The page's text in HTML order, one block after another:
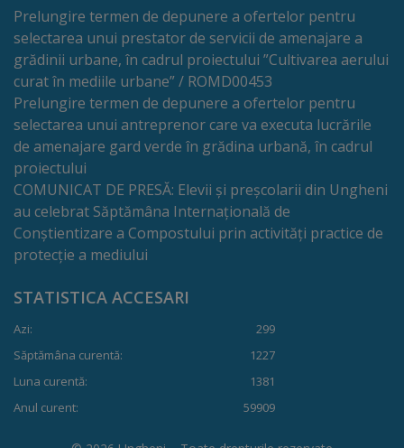
Consilieri
Comisii
de
specialitate
Regulamentul
Consiliului
Calitate
și
integritate
Servicii
Plăți
Prelungire termen de depunere a ofertelor pentru
selectarea unui prestator de servicii de amenajare a
grădinii urbane, în cadrul proiectului ”Cultivarea aerului
curat în mediile urbane” / ROMD00453
Prelungire termen de depunere a ofertelor pentru
selectarea unui antreprenor care va executa lucrările
de amenajare gard verde în grădina urbană, în cadrul
proiectului
COMUNICAT DE PRESĂ: Elevii și preșcolarii din Ungheni
au celebrat Săptămâna Internațională de
Conștientizare a Compostului prin activități practice de
protecție a mediului
STATISTICA ACCESARI
Azi:
299
Săptămâna curentă:
1227
Luna curentă:
1381
Anul curent:
59909